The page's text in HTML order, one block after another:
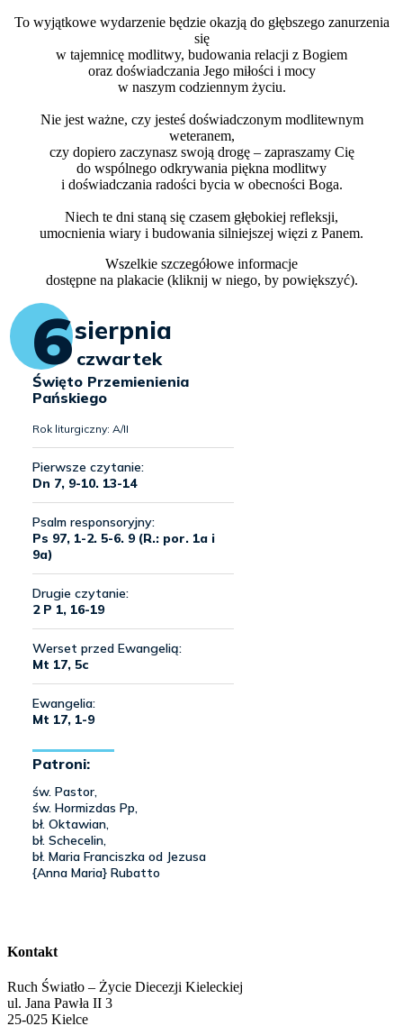
To wyjątkowe wydarzenie będzie okazją do głębszego zanurzenia
się
w tajemnicę modlitwy, budowania relacji z Bogiem
oraz doświadczania Jego miłości i mocy
w naszym codziennym życiu.
Nie jest ważne, czy jesteś doświadczonym modlitewnym
weteranem,
czy dopiero zaczynasz swoją drogę – zapraszamy Cię
do wspólnego odkrywania piękna modlitwy
i doświadczania radości bycia w obecności Boga.
Niech te dni staną się czasem głębokiej refleksji,
umocnienia wiary i budowania silniejszej więzi z Panem.
Wszelkie szczegółowe informacje
dostępne na plakacie (kliknij w niego, by powiększyć).
Kontakt
Ruch Światło – Życie Diecezji Kieleckiej
ul. Jana Pawła II 3
25-025 Kielce